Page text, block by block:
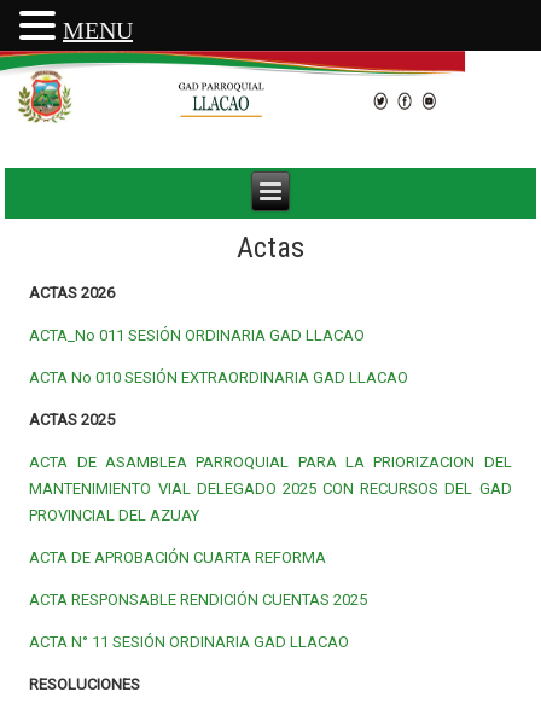
Actas
ACTAS 2026
ACTA_No 011 SESIÓN ORDINARIA GAD LLACAO
ACTA No 010 SESIÓN EXTRAORDINARIA GAD LLACAO
ACTAS 2025
ACTA DE ASAMBLEA PARROQUIAL PARA LA PRIORIZACION DEL
MANTENIMIENTO VIAL DELEGADO 2025 CON RECURSOS DEL GAD
PROVINCIAL DEL AZUAY
ACTA DE APROBACIÓN CUARTA REFORMA
ACTA RESPONSABLE RENDICIÓN CUENTAS 2025
ACTA N° 11 SESIÓN ORDINARIA GAD LLACAO
RESOLUCIONES
MENU